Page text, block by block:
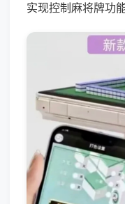
实现控制麻将牌功